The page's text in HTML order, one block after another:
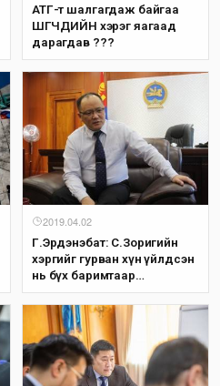
АТГ-т шалгагдаж байгаа
ШҮҮГЧДИЙН хэрэг яагаад
дарагдав ???
2019.04.02
Г.Эрдэнэбат: С.Зоригийн
хэргийг гурван хүн үйлдсэн
нь бүх баримтаар
нотлогдчихоод байна